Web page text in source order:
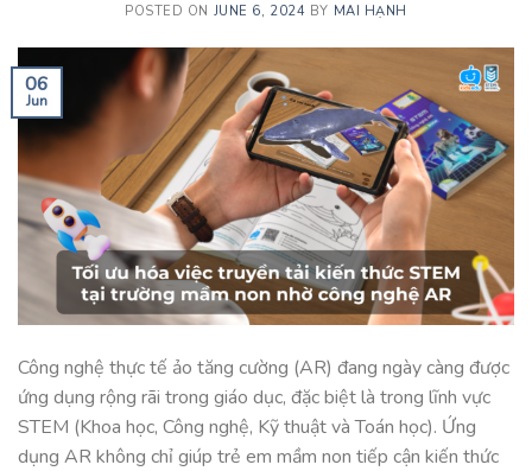
POSTED ON JUNE 6, 2024 BY MAI HẠNH
06
Jun
Công nghệ thực tế ảo tăng cường (AR) đang ngày càng được
ứng dụng rộng rãi trong giáo dục, đặc biệt là trong lĩnh vực
STEM (Khoa học, Công nghệ, Kỹ thuật và Toán học). Ứng
dụng AR không chỉ giúp trẻ em mầm non tiếp cận kiến thức